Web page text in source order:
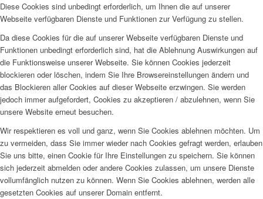
Diese Cookies sind unbedingt erforderlich, um Ihnen die auf unserer
Webseite verfügbaren Dienste und Funktionen zur Verfügung zu stellen.
Da diese Cookies für die auf unserer Webseite verfügbaren Dienste und
Funktionen unbedingt erforderlich sind, hat die Ablehnung Auswirkungen auf
die Funktionsweise unserer Webseite. Sie können Cookies jederzeit
blockieren oder löschen, indem Sie Ihre Browsereinstellungen ändern und
das Blockieren aller Cookies auf dieser Webseite erzwingen. Sie werden
jedoch immer aufgefordert, Cookies zu akzeptieren / abzulehnen, wenn Sie
unsere Website erneut besuchen.
Wir respektieren es voll und ganz, wenn Sie Cookies ablehnen möchten. Um
zu vermeiden, dass Sie immer wieder nach Cookies gefragt werden, erlauben
Sie uns bitte, einen Cookie für Ihre Einstellungen zu speichern. Sie können
sich jederzeit abmelden oder andere Cookies zulassen, um unsere Dienste
vollumfänglich nutzen zu können. Wenn Sie Cookies ablehnen, werden alle
gesetzten Cookies auf unserer Domain entfernt.